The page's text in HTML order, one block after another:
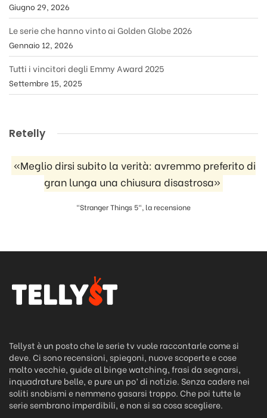
Giugno 29, 2026
Le serie che hanno vinto ai Golden Globe 2026
Gennaio 12, 2026
Tutti i vincitori degli Emmy Award 2025
Settembre 15, 2025
Retelly
«Meglio dirsi subito la verità: avremmo preferito di
gran lunga una chiusura disastrosa»
"Stranger Things 5", la recensione
Tellyst è un posto che le serie tv vuole raccontarle come si
deve. Ci sono recensioni, spiegoni, nuove scoperte e cose
molto vecchie, guide al binge watching, frasi da segnarsi,
inquadrature belle, e pure un po’ di notizie. Senza cadere nei
soliti snobismi e nemmeno gasarsi troppo. Che poi tutte le
serie sembrano imperdibili, e non si sa cosa scegliere.